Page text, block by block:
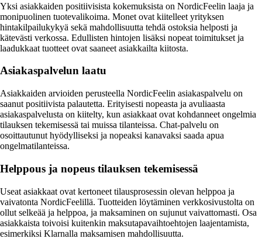
Yksi asiakkaiden positiivisista kokemuksista on NordicFeelin laaja ja
monipuolinen tuotevalikoima. Monet ovat kiitelleet yrityksen
hintakilpailukykyä sekä mahdollisuutta tehdä ostoksia helposti ja
kätevästi verkossa. Edullisten hintojen lisäksi nopeat toimitukset ja
laadukkaat tuotteet ovat saaneet asiakkailta kiitosta.
Asiakaspalvelun laatu
Asiakkaiden arvioiden perusteella NordicFeelin asiakaspalvelu on
saanut positiivista palautetta. Erityisesti nopeasta ja avuliaasta
asiakaspalvelusta on kiitelty, kun asiakkaat ovat kohdanneet ongelmia
tilauksen tekemisessä tai muissa tilanteissa. Chat-palvelu on
osoittautunut hyödylliseksi ja nopeaksi kanavaksi saada apua
ongelmatilanteissa.
Helppous ja nopeus tilauksen tekemisessä
Useat asiakkaat ovat kertoneet tilausprosessin olevan helppoa ja
vaivatonta NordicFeelillä. Tuotteiden löytäminen verkkosivustolta on
ollut selkeää ja helppoa, ja maksaminen on sujunut vaivattomasti. Osa
asiakkaista toivoisi kuitenkin maksutapavaihtoehtojen laajentamista,
esimerkiksi Klarnalla maksamisen mahdollisuutta.